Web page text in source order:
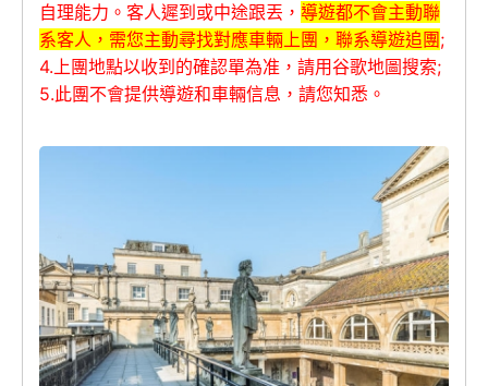
自理能力。客人遲到或中途跟丟， 導遊都不會主動聯
系客人，需您主動尋找對應車輛上團，聯系導遊追團;
4.上團地點以收到的確認單為准，請用谷歌地圖搜索;
5.此團不會提供導遊和車輛信息，請您知悉。